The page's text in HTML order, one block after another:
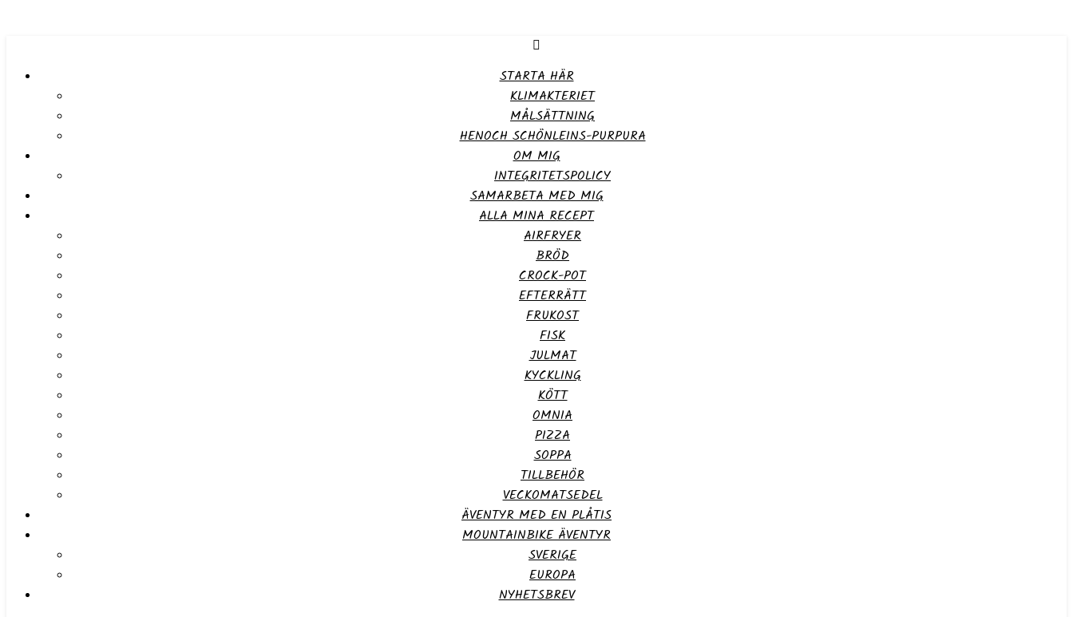
STARTA HÄR
KLIMAKTERIET
MÅLSÄTTNING
HENOCH SCHÖNLEINS-PURPURA
OM MIG
INTEGRITETSPOLICY
SAMARBETA MED MIG
ALLA MINA RECEPT
AIRFRYER
BRÖD
CROCK-POT
EFTERRÄTT
FRUKOST
FISK
JULMAT
KYCKLING
KÖTT
OMNIA
PIZZA
SOPPA
TILLBEHÖR
VECKOMATSEDEL
ÄVENTYR MED EN PLÅTIS
MOUNTAINBIKE ÄVENTYR
SVERIGE
EUROPA
NYHETSBREV